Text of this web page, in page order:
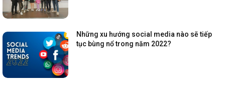
Những xu hướng social media nào sẽ tiếp
tục bùng nổ trong năm 2022?